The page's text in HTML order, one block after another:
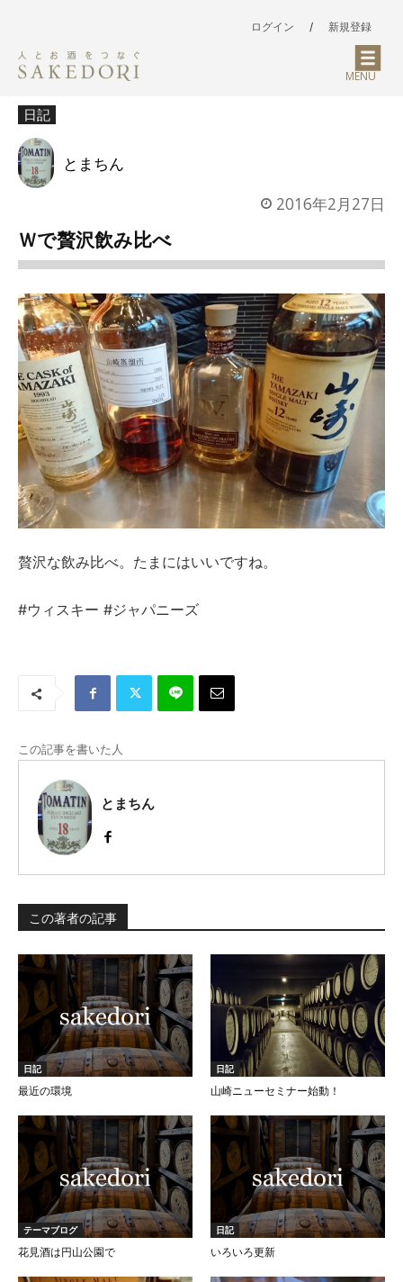
ログイン / 新規登録
MENU
日記
とまちん
2016年2月27日
Ｗで贅沢飲み比べ
贅沢な飲み比べ。たまにはいいですね。
#ウィスキー #ジャパニーズ
この記事を書いた人
とまちん
この著者の記事
日記
最近の環境
日記
山崎ニューセミナー始動！
テーマブログ
花見酒は円山公園で
日記
いろいろ更新